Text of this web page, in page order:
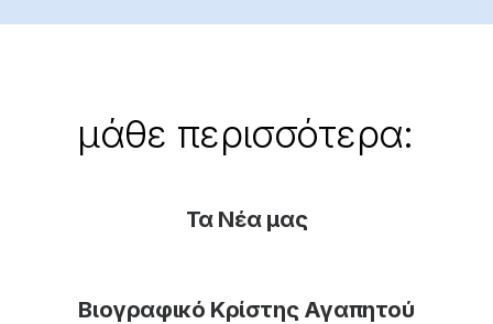
μάθε περισσότερα:
Τα Νέα μας
Βιογραφικό Κρίστης Αγαπητού